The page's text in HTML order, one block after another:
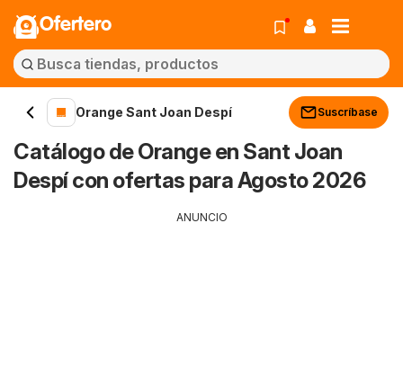
Ofertero
Orange Sant Joan Despí Suscríbase
Catálogo de Orange en Sant Joan
Despí con ofertas para Agosto 2026
ANUNCIO